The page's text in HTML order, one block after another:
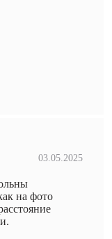
03.05.2025
на фото